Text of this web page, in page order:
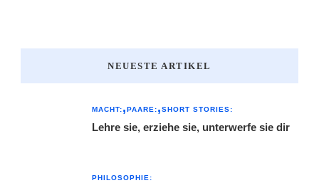
NEUESTE ARTIKEL
MACHT: PAARE: SHORT STORIES:
Lehre sie, erziehe sie, unterwerfe sie dir
PHILOSOPHIE: